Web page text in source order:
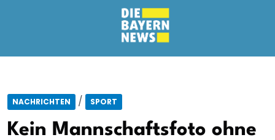
NACHRICHTEN / SPORT
Kein Mannschaftsfoto ohne